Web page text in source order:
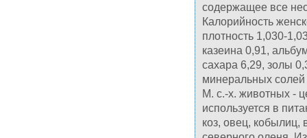
содержащее все
Калорийность
плотность 1,030-
казеина 0,91,
сахара 6,29, золы
минеральных
М. с.-х. животных -
используется в
коз, овец, кобылиц,